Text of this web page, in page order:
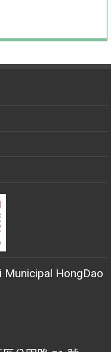
HongDao